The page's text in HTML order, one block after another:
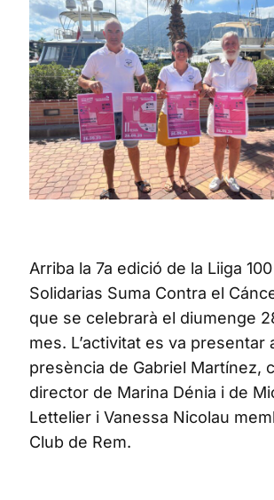
Arriba la 7a edició de la Liiga
Solidarias Suma Contra el
que se celebrarà el diumenge
mes. L’activitat es va presentar
presència de Gabriel Martínez,
director de Marina Dénia i de
Lettelier i Vanessa Nicolau
Club de Rem.